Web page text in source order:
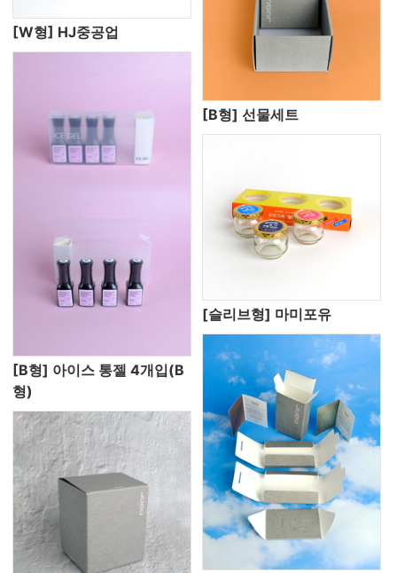
[W형] HJ중공업
[B형] 선물세트
[B형] 아이스 통젤 4개입(B
형)
[슬리브형] 마미포유